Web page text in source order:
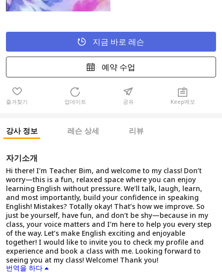
지금 바로 레슨
예약 수업
즐겨찾기 업데이트 공유 Keep메모
강사 정보 레슨 상세 리뷰
자기소개
Hi there! I’m Teacher Bim, and welcome to my class! Don’t
worry—this is a fun, relaxed space where you can enjoy
learning English without pressure. We’ll talk, laugh, learn,
and most importantly, build your confidence in speaking
English! Mistakes? Totally okay! That’s how we improve. So
just be yourself, have fun, and don’t be shy—because in my
class, your voice matters and I’m here to help you every step
of the way. Let’s make English exciting and enjoyable
together! I would like to invite you to check my profile and
experience and book a class with me. Looking forward to
seeing you at my class! Welcome! Thank you!
번역을 하다